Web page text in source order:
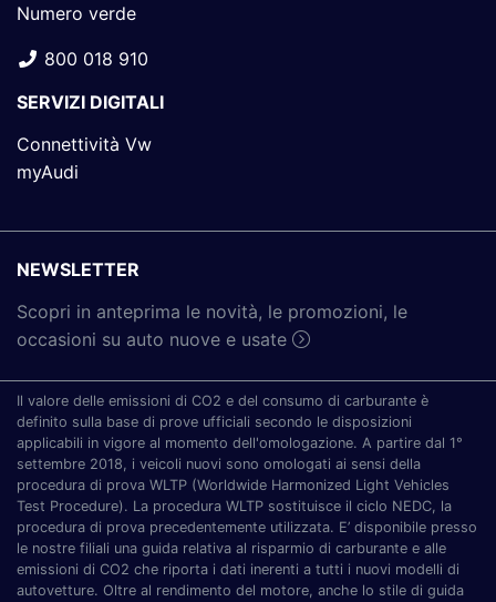
Numero verde
800 018 910
SERVIZI DIGITALI
Connettività Vw
myAudi
NEWSLETTER
Scopri in anteprima le novità, le promozioni, le
occasioni su auto nuove e usate
Il valore delle emissioni di CO2 e del consumo di carburante è
definito sulla base di prove ufficiali secondo le disposizioni
applicabili in vigore al momento dell'omologazione. A partire dal 1°
settembre 2018, i veicoli nuovi sono omologati ai sensi della
procedura di prova WLTP (Worldwide Harmonized Light Vehicles
Test Procedure). La procedura WLTP sostituisce il ciclo NEDC, la
procedura di prova precedentemente utilizzata. E’ disponibile presso
le nostre filiali una guida relativa al risparmio di carburante e alle
emissioni di CO2 che riporta i dati inerenti a tutti i nuovi modelli di
autovetture. Oltre al rendimento del motore, anche lo stile di guida